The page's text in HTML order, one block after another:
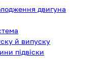
двигуна
й випуску
підвіски